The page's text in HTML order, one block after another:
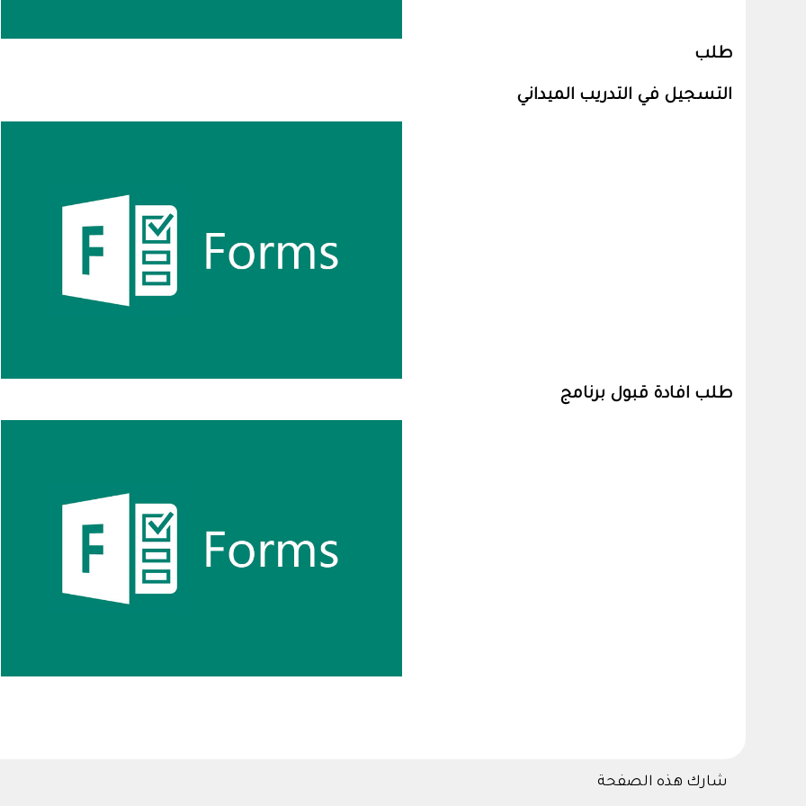
طلب
التسجيل في التدريب الميداني
طلب افادة قبول برنامج
شارك هذه الصفحة